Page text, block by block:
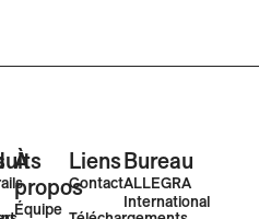
À
propos
Équipe
Liens
Contact
Bureau
ALLEGRA
International